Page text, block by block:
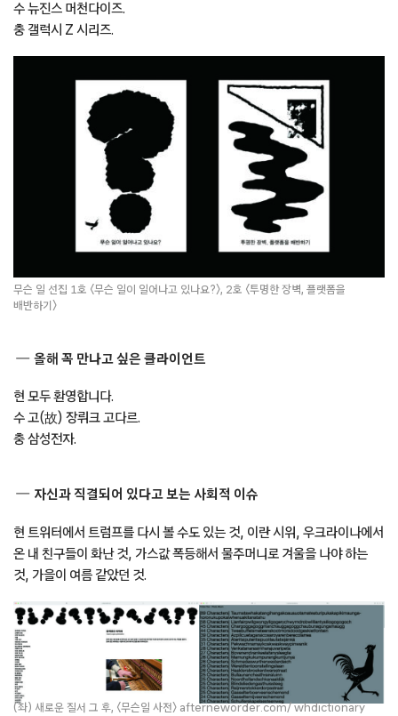
수 뉴진스 머천다이즈.
충 갤럭시 Z 시리즈.
무슨 일 선집 1호 〈무슨 일이 일어나고 있나요?〉, 2호 〈투명한 장벽, 플랫폼을
배반하기〉
올해 꼭 만나고 싶은 클라이언트
현 모두 환영합니다.
수 고(故) 장뤼크 고다르.
충 삼성전자.
자신과 직결되어 있다고 보는 사회적 이슈
현 트위터에서 트럼프를 다시 볼 수도 있는 것, 이란 시위, 우크라이나에서
온 내 친구들이 화난 것, 가스값 폭등해서 물주머니로 겨울을 나야 하는
것, 가을이 여름 같았던 것.
(좌) 새로운 질서 그 후, 〈무슨일 사전〉 afterneworder.com/ whdictionary